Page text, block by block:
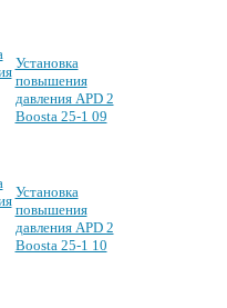
Установка
повышения
давления APD 2
Boosta 25-1 09
Установка
повышения
давления APD 2
Boosta 25-1 10